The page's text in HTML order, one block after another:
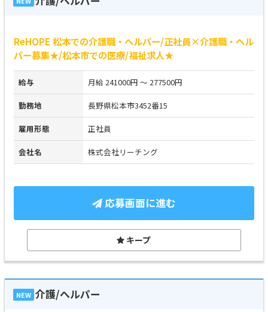
ReHOPE 松本での介護職・ヘルパー/正社員×介護職・ヘル
パー募集★/松本市での医療/福祉求人★
給与 月給 241000円 ～ 277500円
勤務地 長野県松本市3452番15
雇用形態 正社員
会社名 株式会社リーチング
応募画面に進む
キープ
NEW 介護/ヘルパー